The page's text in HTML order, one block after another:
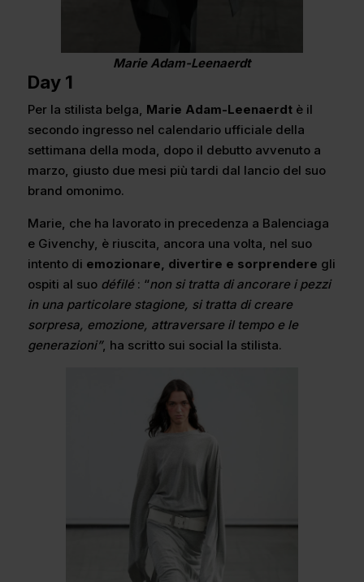
Marie Adam-Leenaerdt
Day 1
Per la stilista belga, Marie Adam-Leenaerdt è il
secondo ingresso nel calendario ufficiale della
settimana della moda, dopo il debutto avvenuto a
marzo, giusto due mesi più tardi dal lancio del suo
brand omonimo.
Marie, che ha lavorato in precedenza a Balenciaga
e Givenchy, è riuscita, ancora una volta, nel suo
intento di emozionare, divertire e sorprendere gli
ospiti al suo défilé: “non si tratta di ancorare i pezzi
in una particolare stagione, si tratta di creare
sorpresa, emozione, attraversare il tempo e le
generazioni”, ha scritto sui social la stilista.